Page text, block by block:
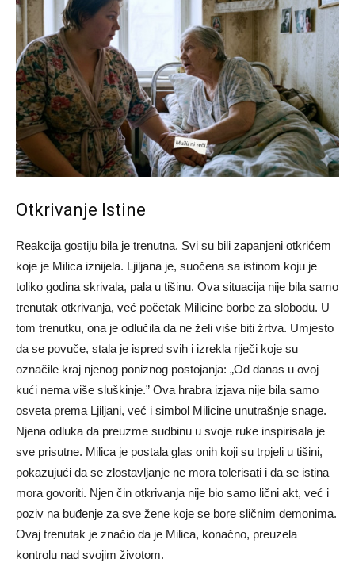
Otkrivanje Istine
Reakcija gostiju bila je trenutna. Svi su bili zapanjeni otkrićem
koje je Milica iznijela. Ljiljana je, suočena sa istinom koju je
toliko godina skrivala, pala u tišinu. Ova situacija nije bila samo
trenutak otkrivanja, već početak Milicine borbe za slobodu. U
tom trenutku, ona je odlučila da ne želi više biti žrtva. Umjesto
da se povuče, stala je ispred svih i izrekla riječi koje su
označile kraj njenog poniznog postojanja: „Od danas u ovoj
kući nema više sluškinje.” Ova hrabra izjava nije bila samo
osveta prema Ljiljani, već i simbol Milicine unutrašnje snage.
Njena odluka da preuzme sudbinu u svoje ruke inspirisala je
sve prisutne. Milica je postala glas onih koji su trpjeli u tišini,
pokazujući da se zlostavljanje ne mora tolerisati i da se istina
mora govoriti. Njen čin otkrivanja nije bio samo lični akt, već i
poziv na buđenje za sve žene koje se bore sličnim demonima.
Ovaj trenutak je značio da je Milica, konačno, preuzela
kontrolu nad svojim životom.